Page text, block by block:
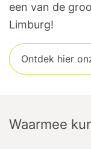
een van de
Limburg!
Ontdek hier
Waarmee